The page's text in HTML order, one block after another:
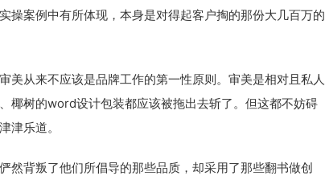
操案例中有所体现，本身是对得起客户掏的那份大几百万的
美从来不应该是品牌工作的第一性原则。审美是相对且私人
椰树的word设计包装都应该被拖出去斩了。但这都不妨碍
津乐道。
然背叛了他们所倡导的那些品质，却采用了那些翻书做创